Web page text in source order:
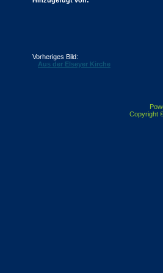
Vorheriges Bild:
Aus der Elseyer Kirche
Copyright